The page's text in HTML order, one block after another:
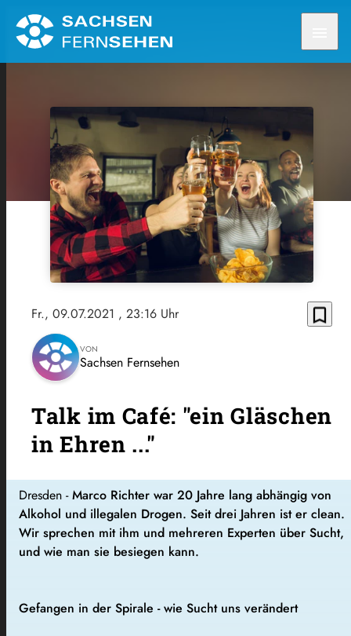
Fr., 09.07.2021 , 23:16 Uhr bookmark_border
VON
Sachsen Fernsehen
Talk im Café: "ein Gläschen
in Ehren ..."
Dresden -Marco Richter war 20 Jahre lang abhängig von
Alkohol und illegalen Drogen. Seit drei Jahren ist er clean.
Wir sprechen mit ihm und mehreren Experten über Sucht,
und wie man sie besiegen kann.
Gefangen in der Spirale - wie Sucht uns verändert